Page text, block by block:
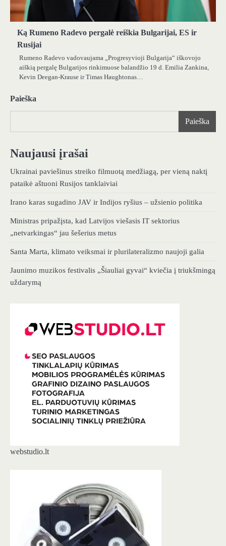
Ką Rumeno Radevo pergalė reiškia Bulgarijai, ES ir
Rusijai
Rumeno Radevo vadovaujama „Progresyvioji Bulgarija“ iškovojo
aiškią pergalę Bulgarijos rinkimuose balandžio 19 d. Emilia Zankina,
Kevin Deegan-Krause ir Timas Haughtonas…
Paieška
Paieška
Naujausi įrašai
Ukrainai paviešinus streiko filmuotą medžiagą, per vieną naktį
pataikė aštuoni Rusijos tanklaiviai
Irano karas sugadino JAV ir Indijos ryšius – užsienio politika
Ministras pripažįsta, kad Latvijos viešasis IT sektorius
„netvarkingas“ jau šešerius metus
Santa Marta, klimato veiksmai ir plurilateralizmo naujoji galia
Jaunimo muzikos festivalis „Šiauliai gyvai“ kviečia į triukšmingą
uždarymą
webstudio.lt